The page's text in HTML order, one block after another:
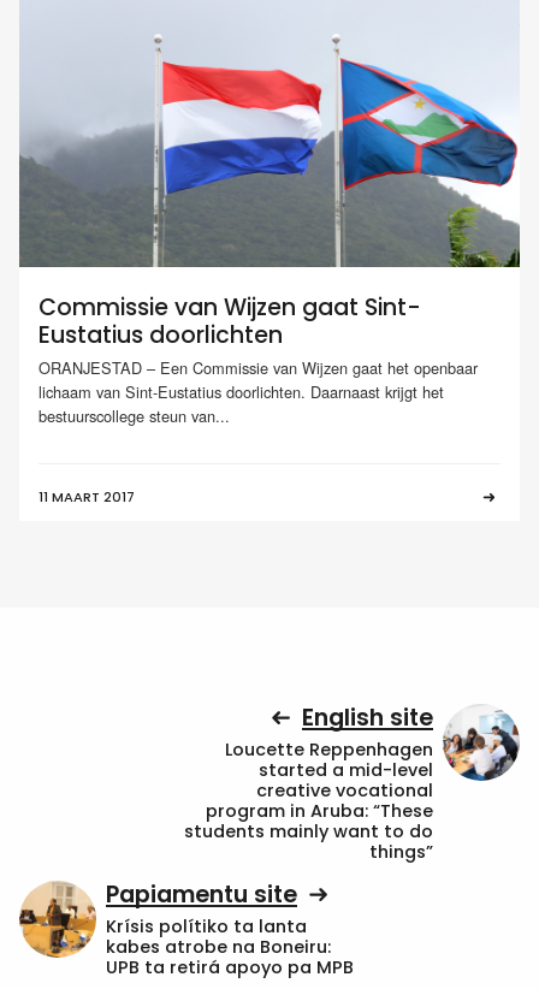
Commissie van Wijzen gaat Sint-
Eustatius doorlichten
ORANJESTAD – Een Commissie van Wijzen gaat het openbaar
lichaam van Sint-Eustatius doorlichten. Daarnaast krijgt het
bestuurscollege steun van...
11 MAART 2017
English site
Loucette Reppenhagen
started a mid-level
creative vocational
program in Aruba: “These
students mainly want to do
things”
Papiamentu site
Krísis polítiko ta lanta
kabes atrobe na Boneiru:
UPB ta retirá apoyo pa MPB